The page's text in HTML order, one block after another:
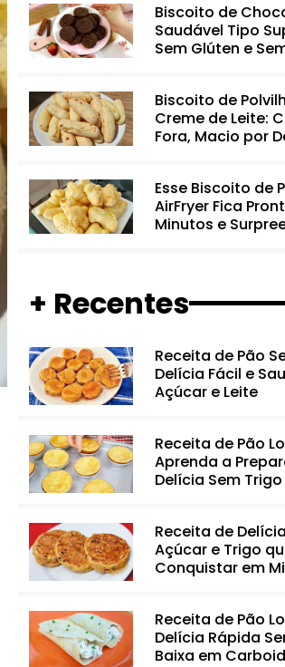
Biscoito de
Saudável Tipo
Sem Glúten e
Biscoito de
Creme de Leite:
Fora, Macio por
Esse Biscoito de
AirFryer Fica
Minutos e
+ Recentes
Receita de Pão
Delícia Fácil e
Açúcar e Leite
Receita de Pão
Aprenda a
Delícia Sem
Receita de
Açúcar e Trigo
Conquistar em
Receita de Pão
Delícia Rápida
Baixa em